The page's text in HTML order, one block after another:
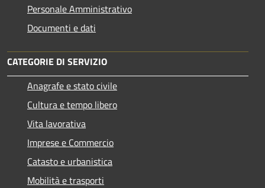
Personale Amministrativo
Documenti e dati
CATEGORIE DI SERVIZIO
Anagrafe e stato civile
Cultura e tempo libero
Vita lavorativa
Imprese e Commercio
Catasto e urbanistica
Mobilità e trasporti